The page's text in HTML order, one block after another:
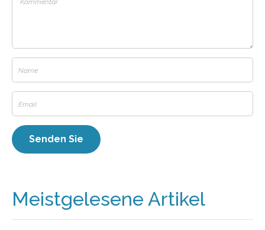
Meistgelesene Artikel